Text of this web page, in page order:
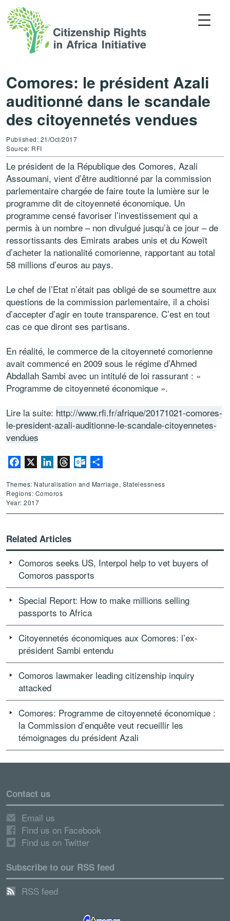
Comores: le président Azali
auditionné dans le scandale
des citoyennetés vendues
Published: 21/Oct/2017
Source: RFI
Le président de la République des Comores, Azali
Assoumani, vient d’être auditionné par la commission
parlementaire chargée de faire toute la lumière sur le
programme dit de citoyenneté économique. Un
programme censé favoriser l’investissement qui a
permis à un nombre – non divulgué jusqu’à ce jour – de
ressortissants des Emirats arabes unis et du Koweït
d’acheter la nationalité comorienne, rapportant au total
58 millions d’euros au pays.
Le chef de l’Etat n’était pas obligé de se soumettre aux
questions de la commission parlementaire, il a choisi
d’accepter d’agir en toute transparence. C’est en tout
cas ce que diront ses partisans.
En réalité, le commerce de la citoyenneté comorienne
avait commencé en 2009 sous le régime d’Ahmed
Abdallah Sambi avec un intitulé de loi rassurant : «
Programme de citoyenneté économique ».
Lire la suite: http://www.rfi.fr/afrique/20171021-comores-
le-president-azali-auditionne-le-scandale-citoyennetes-
vendues
Facebook LinkedInThreadsOutlook.com
Themes: Naturalisation and Marriage, Statelessness
Regions: Comoros
Year: 2017
Related Articles
Comoros seeks US, Interpol help to vet buyers of
Comoros passports
Special Report: How to make millions selling
passports to Africa
Citoyennetés économiques aux Comores: l’ex-
président Sambi entendu
Comoros lawmaker leading citizenship inquiry
attacked
Comores: Programme de citoyenneté économique :
la Commission d’enquête veut recueillir les
témoignages du président Azali
Contact us
Email us
Find us on Facebook
Find us on Twitter
Subscribe to our RSS feed
RSS feed